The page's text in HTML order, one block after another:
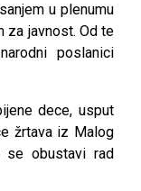
u plenumu
za javnost. Od te
poslanici
dece, usput
žrtava iz Malog
se obustavi rad